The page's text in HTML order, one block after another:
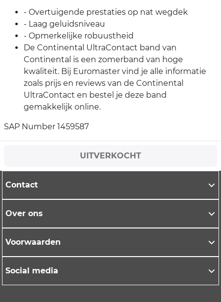
- Overtuigende prestaties op nat wegdek
- Laag geluidsniveau
- Opmerkelijke robuustheid
De Continental UltraContact band van
Continental is een zomerband van hoge
kwaliteit. Bij Euromaster vind je alle informatie
zoals prijs en reviews van de Continental
UltraContact en bestel je deze band
gemakkelijk online.
SAP Number 1459587
UITVERKOCHT
Contact
Over ons
Voorwaarden
Social media